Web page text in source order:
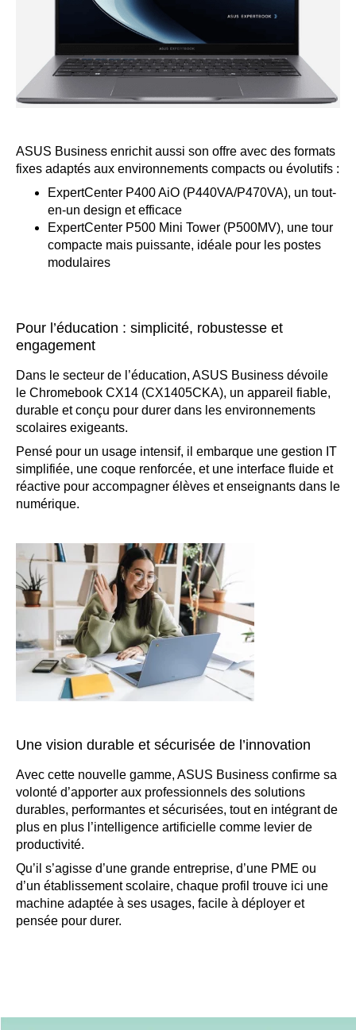
ASUS Business enrichit aussi son offre avec des formats
fixes adaptés aux environnements compacts ou évolutifs :
ExpertCenter P400 AiO (P440VA/P470VA), un tout-
en-un design et efficace
ExpertCenter P500 Mini Tower (P500MV), une tour
compacte mais puissante, idéale pour les postes
modulaires
Pour l’éducation : simplicité, robustesse et
engagement
Dans le secteur de l’éducation, ASUS Business dévoile
le Chromebook CX14 (CX1405CKA), un appareil fiable,
durable et conçu pour durer dans les environnements
scolaires exigeants.
Pensé pour un usage intensif, il embarque une gestion IT
simplifiée, une coque renforcée, et une interface fluide et
réactive pour accompagner élèves et enseignants dans le
numérique.
Une vision durable et sécurisée de l’innovation
Avec cette nouvelle gamme, ASUS Business confirme sa
volonté d’apporter aux professionnels des solutions
durables, performantes et sécurisées, tout en intégrant de
plus en plus l’intelligence artificielle comme levier de
productivité.
Qu’il s’agisse d’une grande entreprise, d’une PME ou
d’un établissement scolaire, chaque profil trouve ici une
machine adaptée à ses usages, facile à déployer et
pensée pour durer.